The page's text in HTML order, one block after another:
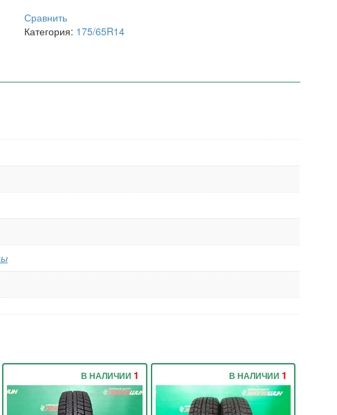
Сравнить
Категория: 175/65R14
В НАЛИЧИИ 1 В НАЛИЧИИ 1